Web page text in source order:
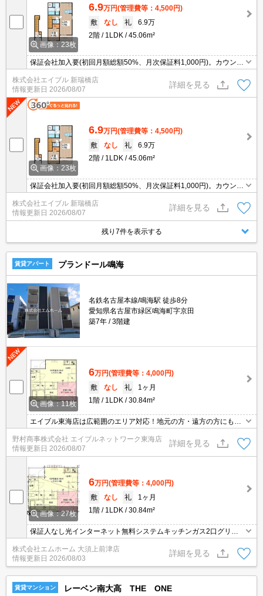
画像：23枚
6.9万円(管理費等：4,500円)
敷
なし 礼
6.9万
2階
1LDK 45.06m²
保証会社加入要(初回月額総額50%、月次保証料1,000円)。カウンタ
面化粧台付き。宅配ボックスあり。インターネット無料。
株式会社エイブル 新瑞橋店
情報更新日 2026/08/07
詳細を見る
画像：23枚
6.9万円(管理費等：4,500円)
敷
なし 礼
6.9万
2階
1LDK 45.06m²
保証会社加入要(初回月額総額50%、月次保証料1,000円)。カウンタ
ー式システムキッチン。浴室乾燥機付。追い焚き機能付きバス。洗
面化粧台付き。宅配ボックスあり。インターネット無料。
株式会社エイブル 新瑞橋店
情報更新日 2026/08/07
詳細を見る
残り7件を表示する
賃貸アパート プランドール鳴海
名鉄名古屋本線/鳴海駅 徒歩8分
愛知県名古屋市緑区鳴海町字京田
築7年
3階建
画像：11枚
6万円(管理費等：4,000円)
敷
なし 礼
1ヶ月
1階
1LDK 30.84m²
エイブル東海店は広範囲のエリア対応！地元の方・遠方の方にも公
平な視点で提案♪見るだけ・オンライン可！
野村商事株式会社 エイブルネットワーク東海店
情報更新日 2026/08/07
詳細を見る
画像：27枚
6万円(管理費等：4,000円)
敷
なし 礼
1ヶ月
1階
1LDK 30.84m²
保証人なし光インターネット無料システムキッチンガス2口グリル
浴室暖房乾燥機
株式会社エムホーム 大須上前津店
情報更新日 2026/08/03
詳細を見る
賃貸マンション レーベン南大高 THE ONE